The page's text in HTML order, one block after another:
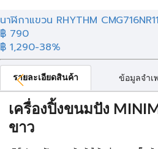
นาฬิกาแขวน RHYTHM
฿ 790
฿ 1,290-38%
รายละเอียดสินค้า ข้อมูลจำเ
เครื่องปิ้งขนมปัง
ขาว